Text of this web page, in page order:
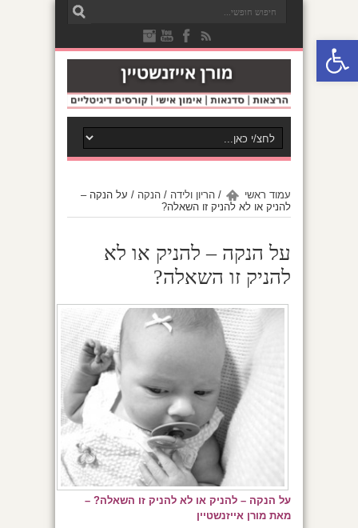
פתח סרגל נגישות
עמוד ראשי / הריון ולידה / הנקה / על הנקה –
להניק או לא להניק זו השאלה?
על הנקה – להניק או לא
להניק זו השאלה?
על הנקה – להניק או לא להניק זו השאלה? –
מאת מורן אייזנשטיין